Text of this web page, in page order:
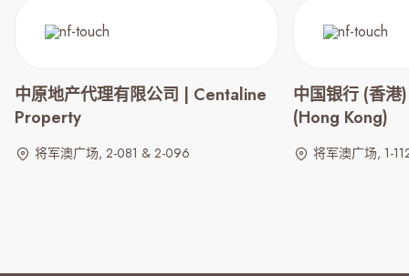
中原地产代理有限公司 | Centaline
Property
将军澳广场, 2-081 & 2-096
中国银行 (香
(Hong Kong)
将军澳广场, 1-